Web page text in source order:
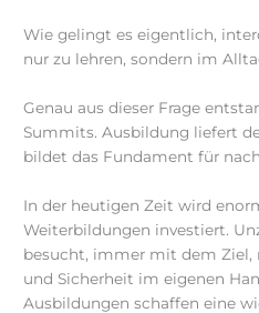
Wie gelingt es eigentlich,
nur zu lehren, sondern im
Genau aus dieser Frage
Summits. Ausbildung liefert
bildet das Fundament für
In der heutigen Zeit wird
Weiterbildungen investiert.
besucht, immer mit dem Ziel,
und Sicherheit im eigenen
Ausbildungen schaffen eine